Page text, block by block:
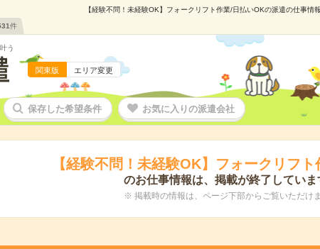
【経験不問！未経験OK】フォークリフト作業/日払いOKの派遣の仕事
件
う
関東版 エリア変更
保存した希望条件 お気に入りの派遣会社
【経験不問！未経験OK】フォークリフ
のお仕事情報は、掲載が終了していま
※ 掲載時の情報は、ページ下部からご覧いただけま